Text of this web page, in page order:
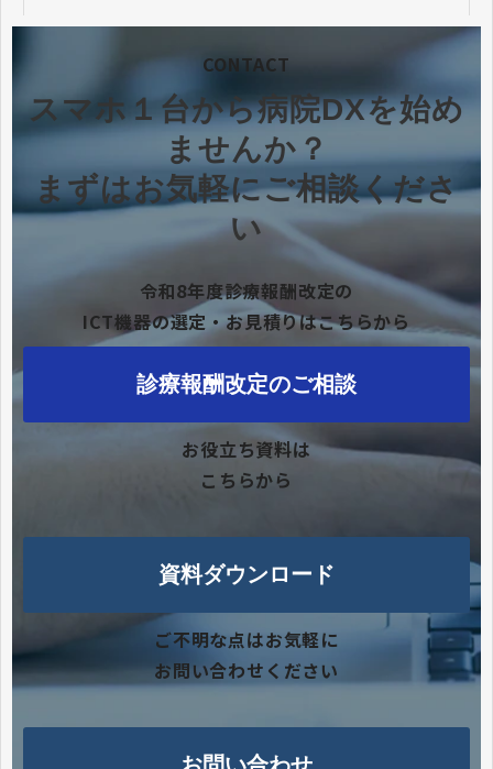
CONTACT
スマホ１台から病院DXを始め
ませんか？
まずはお気軽にご相談くださ
い
令和8年度診療報酬改定の
ICT機器の選定・お見積りはこちらから
診療報酬改定のご相談
お役立ち資料は
こちらから
資料ダウンロード
ご不明な点はお気軽に
お問い合わせください